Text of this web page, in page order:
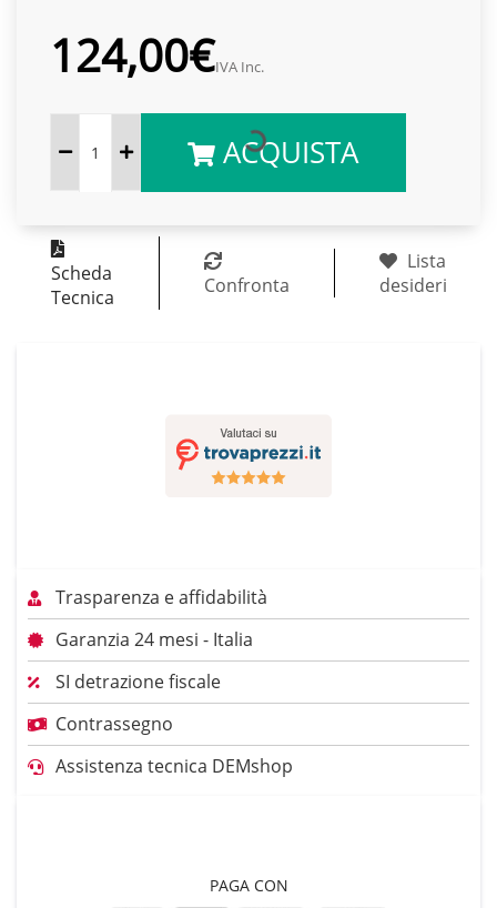
124,00€IVA Inc.
ACQUISTA
Scheda
Tecnica
Confronta
Lista
desideri
Trasparenza e affidabilità
Garanzia 24 mesi - Italia
SI detrazione fiscale
Contrassegno
Assistenza tecnica DEMshop
PAGA CON